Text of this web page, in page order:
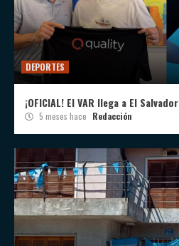
DEPORTES
¡OFICIAL! El VAR llega a El Salvador
5 meses hace Redacción